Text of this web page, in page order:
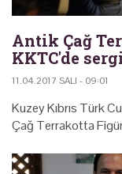
Antik Çağ
KKTC'de
11.04.2017 SALI - 09:01
Kuzey Kıbrıs Türk
Çağ Terrakotta